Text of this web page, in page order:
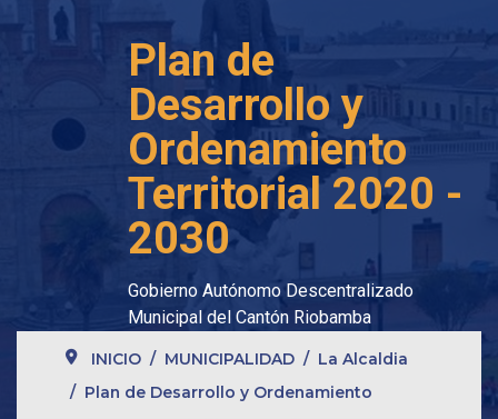
Plan de
Desarrollo y
Ordenamiento
Territorial 2020 -
2030
Gobierno Autónomo Descentralizado
Municipal del Cantón Riobamba
INICIO MUNICIPALIDAD
La Alcaldia
Plan de Desarrollo y Ordenamiento